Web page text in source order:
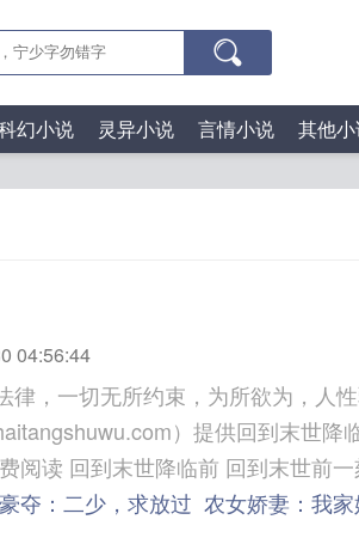
幻小说 灵异小说 言情小说 其他
04:56:44
律，一切无所约束，为所欲为，人
）提供回到末世降
豪夺：二少，求放过 农女娇妻：我